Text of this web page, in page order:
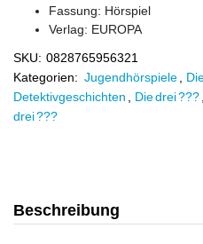
Fassung: Hörspiel
Verlag: EUROPA
SKU: 0828765956321
Kategorien: Jugendhörspiele
Detektivgeschichten
Die drei ???
drei ???
Beschreibung